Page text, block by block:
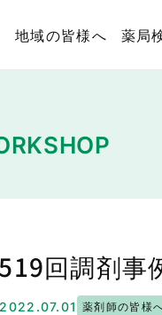
地域の皆様へ 薬局
回調剤事
薬剤師の皆様